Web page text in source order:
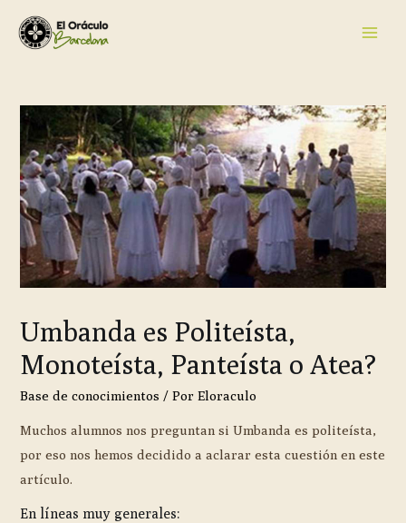
Umbanda es Politeísta,
Monoteísta, Panteísta o Atea?
Base de conocimientos / PorEloraculo
Muchos alumnos nos preguntan si Umbanda es politeísta,
por eso nos hemos decidido a aclarar esta cuestión en este
artículo.
En líneas muy generales: